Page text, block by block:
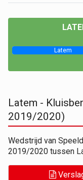
Latem
Latem -
2019/2020)
Wedstrijd van
2019/2020 tussen